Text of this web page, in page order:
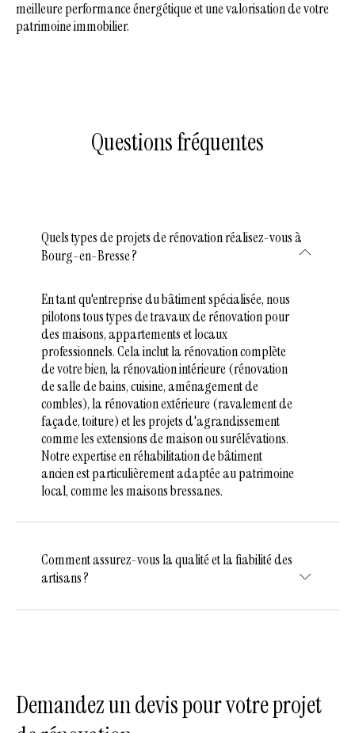
meilleure performance énergétique et une valorisation de votre
patrimoine immobilier.
Questions fréquentes
Quels types de projets de rénovation réalisez-vous à
Bourg-en-Bresse ?
En tant qu'entreprise du bâtiment spécialisée, nous
pilotons tous types de travaux de rénovation pour
des maisons, appartements et locaux
professionnels. Cela inclut la rénovation complète
de votre bien, la rénovation intérieure (rénovation
de salle de bains, cuisine, aménagement de
combles), la rénovation extérieure (ravalement de
façade, toiture) et les projets d'agrandissement
comme les extensions de maison ou surélévations.
Notre expertise en réhabilitation de bâtiment
ancien est particulièrement adaptée au patrimoine
local, comme les maisons bressanes.
Comment assurez-vous la qualité et la fiabilité des
artisans ?
Demandez un devis pour votre projet